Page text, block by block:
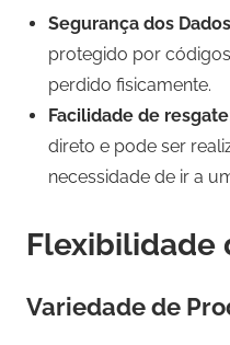
Segurança dos
protegido por
perdido fisicamente.
Facilidade de
direto e pode ser
necessidade de ir a
Flexibilidade
Variedade de